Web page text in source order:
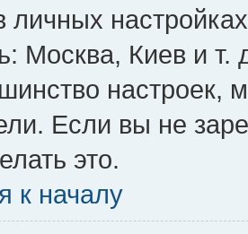
личных
Москва, Киев и т.
настроек,
Если вы не
это.
к началу